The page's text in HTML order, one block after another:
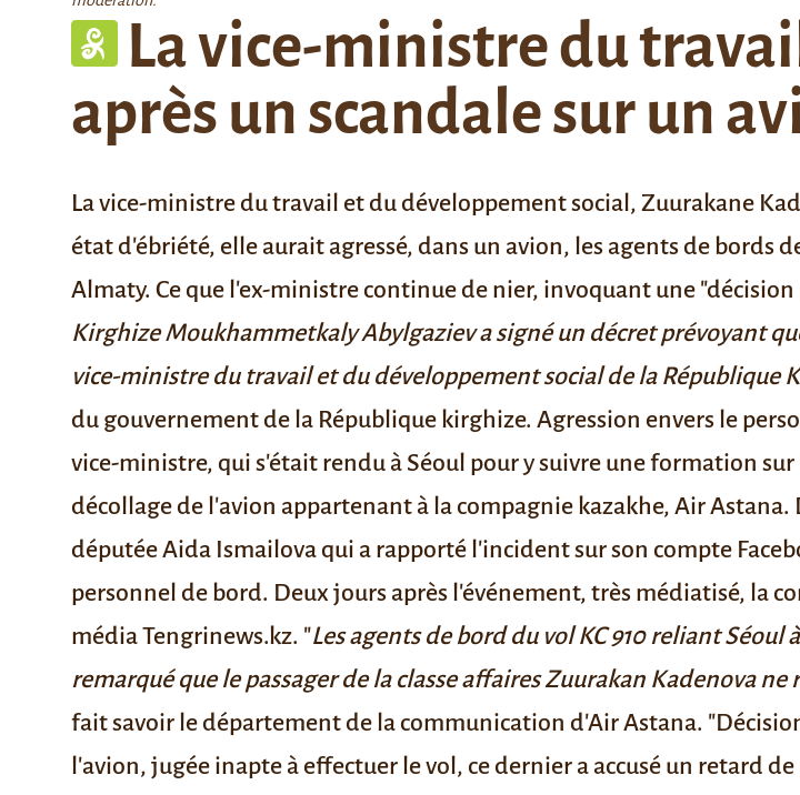
La vice-ministre du
après un scandale sur un
La vice-ministre du travail et du développement social, Zuurakane
état d'ébriété, elle aurait agressé, dans un avion, les agents de bords
Almaty. Ce que l'ex-ministre continue de nier, invoquant une
KirghizeMoukhammetkaly Abylgazieva signé un décret prévoyant
vice-ministre du travail et du développement social de la République
du gouvernement de la République kirghize. Agression envers le
vice-ministre, qui s'était rendu à Séoul pour y suivre une formation
décollage de l'avion appartenant à la compagnie kazakhe, Air
députée Aida Ismailova qui a rapporté l'incident sur son compte
personnel de bord. Deux jours après l'événement, très médiatisé, la
médiaTengrinews.kz. "Les agents de bord du vol KC 910 reliant
remarqué que le passager de la classe affaires Zuurakan Kadenova
fait savoir le département de la communication d'Air Astana.
l'avion, jugée inapte à effectuer le vol, ce dernier a accusé un retard